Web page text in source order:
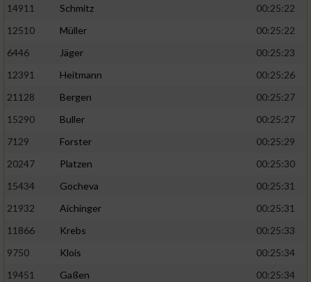
14911
Schmitz
00:25:22
12510
Müller
00:25:22
6446
Jäger
00:25:23
12391
Heitmann
00:25:26
21128
Bergen
00:25:27
15290
Buller
00:25:27
7129
Forster
00:25:29
20247
Platzen
00:25:30
15434
Gocheva
00:25:31
21932
Aichinger
00:25:31
11866
Krebs
00:25:33
9750
Klois
00:25:34
19451
Gaßen
00:25:34